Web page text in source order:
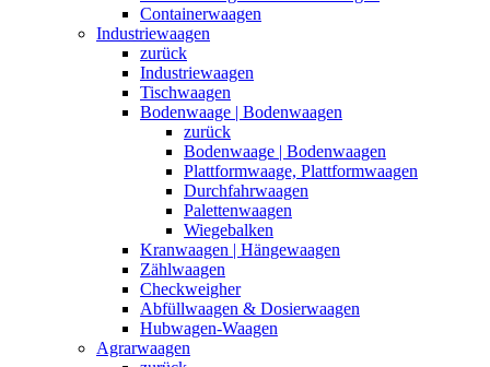
Containerwaagen
Industriewaagen
zurück
Industriewaagen
Tischwaagen
Bodenwaage | Bodenwaagen
zurück
Bodenwaage | Bodenwaagen
Plattformwaage, Plattformwaagen
Durchfahrwaagen
Palettenwaagen
Wiegebalken
Kranwaagen | Hängewaagen
Zählwaagen
Checkweigher
Abfüllwaagen & Dosierwaagen
Hubwagen-Waagen
Agrarwaagen